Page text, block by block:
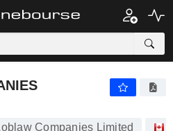
Companies Limited